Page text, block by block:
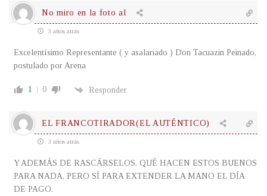
No miro en la foto al
3 años atrás
Excelentísimo Representante ( y asalariado ) Don Tacuazin Peinado,
postulado por Arena
1 0 Responder
EL FRANCOTIRADOR(EL AUTÉNTICO)
3 años atrás
Y ADEMÁS DE RASCÁRSELOS, QUÉ HACEN ESTOS BUENOS
PARA NADA, PERO SÍ PARA EXTENDER LA MANO EL DÍA
DE PAGO.